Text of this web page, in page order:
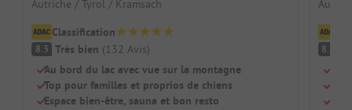
Autriche / Tyrol / Kramsach
Classification
8.3 Très bien (132 Avis)
Au bord du lac avec vue sur la montagne
Top pour familles et proprios de chiens
Espace bien-être, sauna et bon resto
8.7